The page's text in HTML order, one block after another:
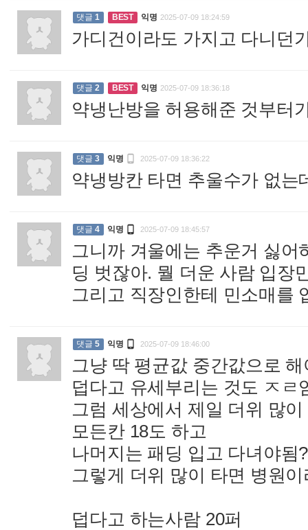
댓글 1 BEST 익명 2025-07-09 18:24:59
가디건이라도 가지고 다니던
댓글 2 BEST 익명 2025-07-09 18:36:18
약냉난방을 허용해준 것부터
댓글 3 익명  2025-07-09 18:36:22
약냉방칸 타면 추울수가 없는
댓글 4 익명  2025-07-09 18:45:57
그니까 겨울에는 추운거 싫
딩 벗잖아. 뭘 더운 사람 입장
그리고 직장인한테 민소매를
댓글 5 익명  2025-07-09 18:46:00
그냥 딱 평균값 중간값으로 해
덥다고 유세부리는 것도 ㅈㄹ
그럼 세상에서 제일 더위 많
모든칸 18도 하고
나머지는 패딩 입고 다녀야됨?
그렇게 더위 많이 타면 병원
덥다고 하는사람 20퍼